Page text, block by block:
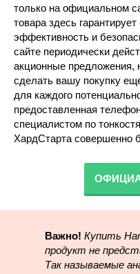
только на официальном
товара здесь
эффективность и
сайте периодически
акционные предложения,
сделать вашу покупку
для каждого
предоставленная
специалистом по
ХардСтарта совершенно
Важно! Купить
продукт не
Так называемые